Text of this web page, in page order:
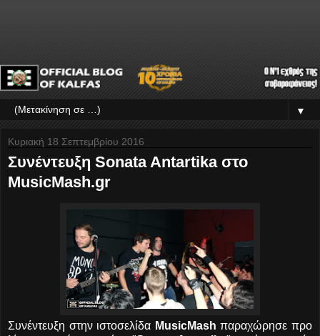
▼
Κυριακή 18 Σεπτεμβρίου 2016
Συνέντευξη Sonata Antartika στο
MusicMash.gr
Συνέντευξη στην ιστοσελίδα MusicMash παραχώρησε προ